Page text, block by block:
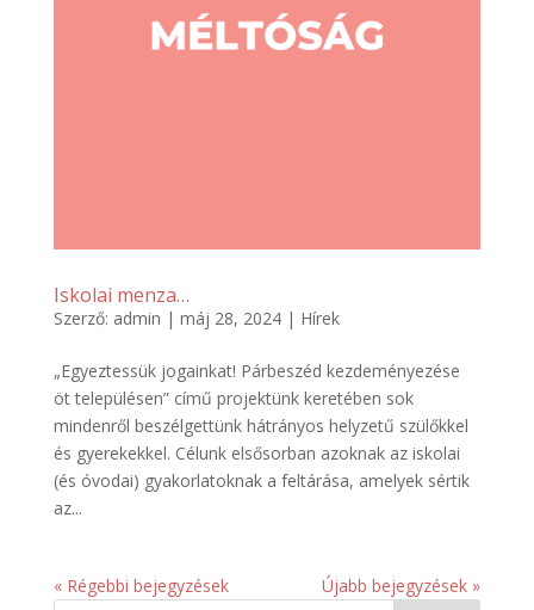
Iskolai menza…
Szerző: admin | máj 28, 2024| Hírek
„Egyeztessük jogainkat! Párbeszéd kezdeményezése
öt településen” című projektünk keretében sok
mindenről beszélgettünk hátrányos helyzetű szülőkkel
és gyerekekkel. Célunk elsősorban azoknak az iskolai
(és óvodai) gyakorlatoknak a feltárása, amelyek sértik
az...
« Régebbi bejegyzések
Újabb bejegyzések »